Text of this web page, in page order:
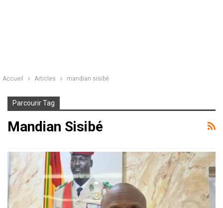
Accueil Articles mandian sisibé
Parcourir Tag
Mandian Sisibé